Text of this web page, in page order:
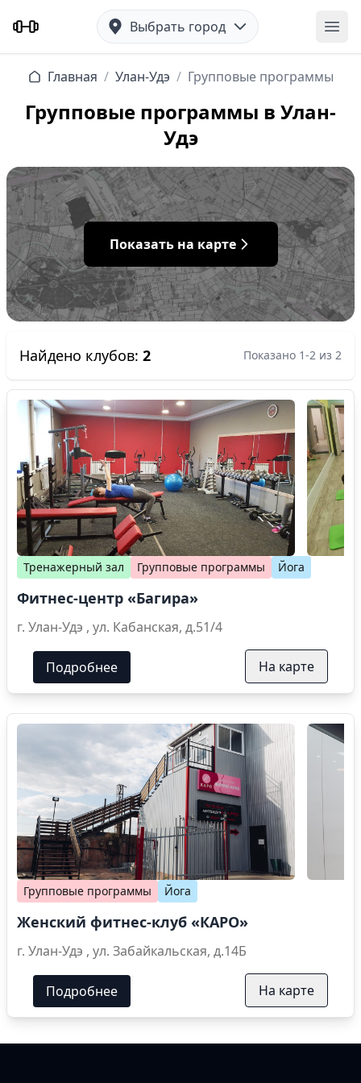
Выбрать город
Главная / Улан-Удэ / Групповые программы
Групповые программы в Улан-
Удэ
Показать на карте
Найдено клубов: 2 Показано 1-2 из 2
Тренажерный зал Групповые программы Йога
Фитнес-центр «Багира»
г. Улан-Удэ , ул. Кабанская, д.51/4
Подробнее На карте
Групповые программы Йога
Женский фитнес-клуб «КАРО»
г. Улан-Удэ , ул. Забайкальская, д.14Б
Подробнее На карте